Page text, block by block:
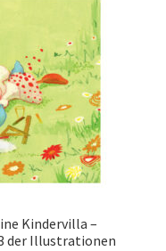
Kindervilla –
der Illustrationen